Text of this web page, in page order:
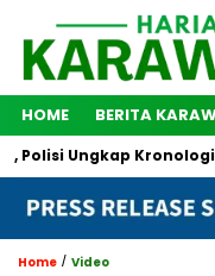
HOME BERITA
Ungkap Kronologi
Home / Video